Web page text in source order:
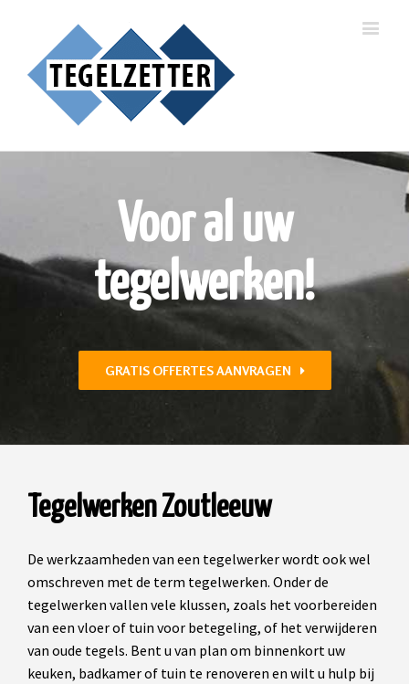
Voor al uw
tegelwerken!
GRATIS OFFERTES AANVRAGEN
Tegelwerken Zoutleeuw
De werkzaamheden van een tegelwerker wordt ook wel
omschreven met de term tegelwerken. Onder de
tegelwerken vallen vele klussen, zoals het voorbereiden
van een vloer of tuin voor betegeling, of het verwijderen
van oude tegels. Bent u van plan om binnenkort uw
keuken, badkamer of tuin te renoveren en wilt u hulp bij